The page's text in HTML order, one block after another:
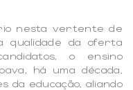
nesta vertente de
qualidade da oferta
o ensino
há uma década,
da educação, aliando